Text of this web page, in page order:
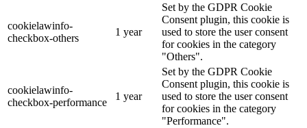
cookielawinfo-
checkbox-others
1 year
Set by the GDPR Cookie
Consent plugin, this cookie is
used to store the user consent
for cookies in the category
"Others".
cookielawinfo-
checkbox-performance
1 year
Set by the GDPR Cookie
Consent plugin, this cookie is
used to store the user consent
for cookies in the category
"Performance".